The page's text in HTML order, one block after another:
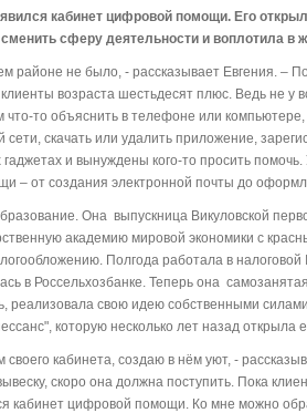
кабинет цифровой помощи. Его
сферу деятельности и воплотила в
районе не было, - рассказывает Евгения. –
возраста шестьдесят плюс. Ведь не у
что-то объяснить в телефоне или
сети, скачать или удалить приложение,
и вынуждены кого-то просить
– от создания электронной почты до
Она выпускница Викуловской
академию мировой экономики с
Полгода работала в
в Россельхозбанке. Теперь она
реализовала свою идею собственными
которую несколько лет назад открыла
кабинета, создаю в нём уют, -
скоро она должна поступить. Пока
кабинет цифровой помощи. Ко мне можно